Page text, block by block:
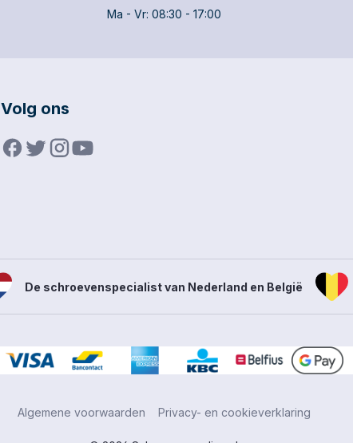
Ma - Vr: 08:30 - 17:00
Volg ons
De schroevenspecialist van Nederland en België
Algemene voorwaarden Privacy- en cookieverklaring